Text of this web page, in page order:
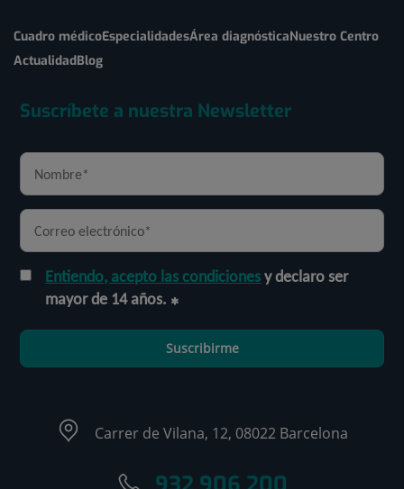
Cuadro médicoEspecialidadesÁrea diagnósticaNuestro Centro
ActualidadBlog
Suscríbete a nuestra Newsletter
Entiendo, acepto las condicionesy declaro ser
mayor de 14 años.
Suscribirme
Carrer de Vilana, 12, 08022 Barcelona